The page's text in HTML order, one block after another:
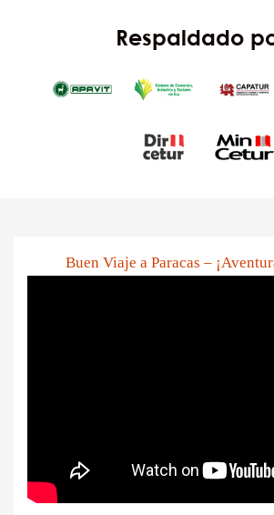
Respaldado
Buen Viaje a Paracas –